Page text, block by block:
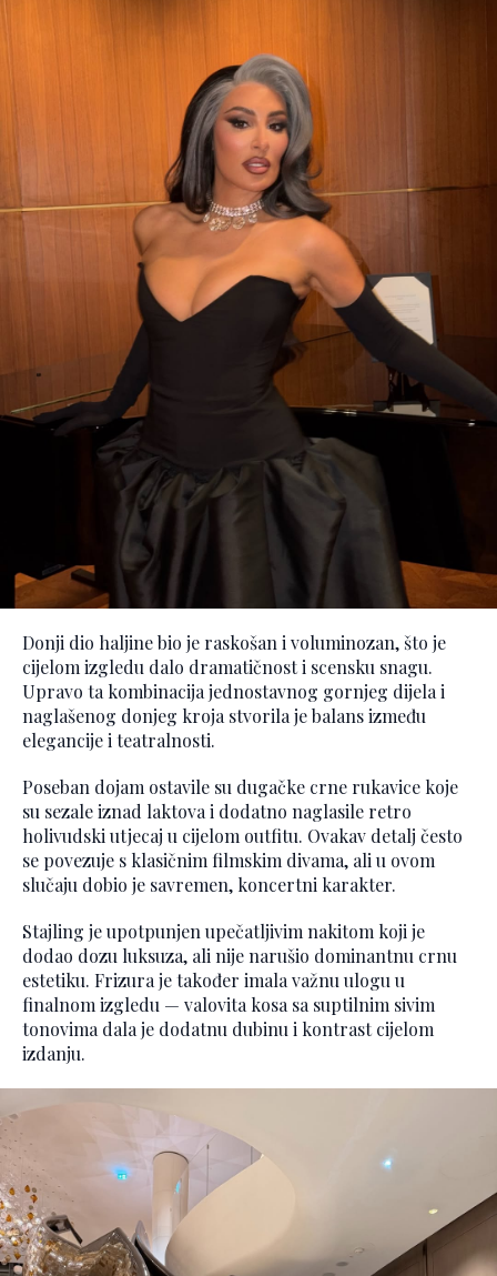
Donji dio haljine bio je raskošan i voluminozan, što je
cijelom izgledu dalo dramatičnost i scensku snagu.
Upravo ta kombinacija jednostavnog gornjeg dijela i
naglašenog donjeg kroja stvorila je balans između
elegancije i teatralnosti.
Poseban dojam ostavile su dugačke crne rukavice koje
su sezale iznad laktova i dodatno naglasile retro
holivudski utjecaj u cijelom outfitu. Ovakav detalj često
se povezuje s klasičnim filmskim divama, ali u ovom
slučaju dobio je savremen, koncertni karakter.
Stajling je upotpunjen upečatljivim nakitom koji je
dodao dozu luksuza, ali nije narušio dominantnu crnu
estetiku. Frizura je također imala važnu ulogu u
finalnom izgledu — valovita kosa sa suptilnim sivim
tonovima dala je dodatnu dubinu i kontrast cijelom
izdanju.